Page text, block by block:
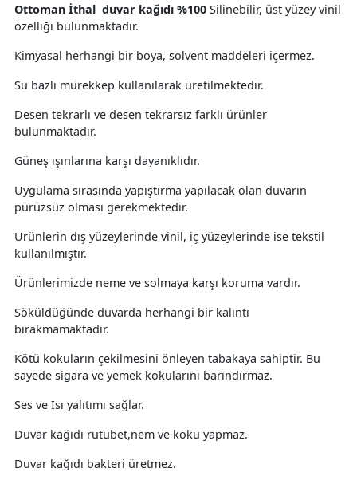
Ottoman İthal duvar kağıdı %100 Silinebilir, üst yüzey vinil
özelliği bulunmaktadır.
Kimyasal herhangi bir boya, solvent maddeleri içermez.
Su bazlı mürekkep kullanılarak üretilmektedir.
Desen tekrarlı ve desen tekrarsız farklı ürünler
bulunmaktadır.
Güneş ışınlarına karşı dayanıklıdır.
Uygulama sırasında yapıştırma yapılacak olan duvarın
pürüzsüz olması gerekmektedir.
Ürünlerin dış yüzeylerinde vinil, iç yüzeylerinde ise tekstil
kullanılmıştır.
Ürünlerimizde neme ve solmaya karşı koruma vardır.
Söküldüğünde duvarda herhangi bir kalıntı
bırakmamaktadır.
Kötü kokuların çekilmesini önleyen tabakaya sahiptir. Bu
sayede sigara ve yemek kokularını barındırmaz.
Ses ve Isı yalıtımı sağlar.
Duvar kağıdı rutubet,nem ve koku yapmaz.
Duvar kağıdı bakteri üretmez.